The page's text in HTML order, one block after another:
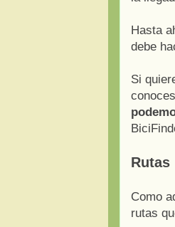
Hasta
debe
Si
Rutas
Como
rutas